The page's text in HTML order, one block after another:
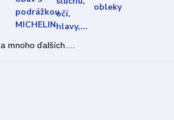
a mnoho ďalších....